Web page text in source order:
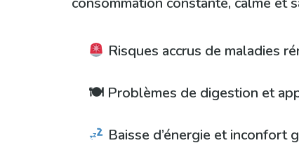
Risques accrus de maladies
🍽 Problèmes de digestion et
Baisse d’énergie et inconfort